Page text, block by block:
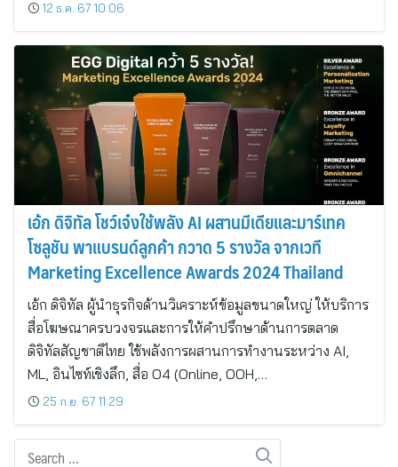
12 ธ.ค. 67 10:06
เอ้ก ดิจิทัล โชว์เจ๋งใช้พลัง AI ผสานมีเดียและมาร์เทค
โซลูชัน พาแบรนด์ลูกค้า กวาด 5 รางวัล จากเวที
Marketing Excellence Awards 2024 Thailand
เอ้ก ดิจิทัล ผู้นำธุรกิจด้านวิเคราะห์ข้อมูลขนาดใหญ่ ให้บริการ
สื่อโฆษณาครบวงจรและการให้คำปรึกษาด้านการตลาด
ดิจิทัลสัญชาติไทย ใช้พลังการผสานการทำงานระหว่าง AI,
ML, อินไซท์เชิงลึก, สื่อ O4 (Online, OOH,…
25 ก.ย. 67 11:29